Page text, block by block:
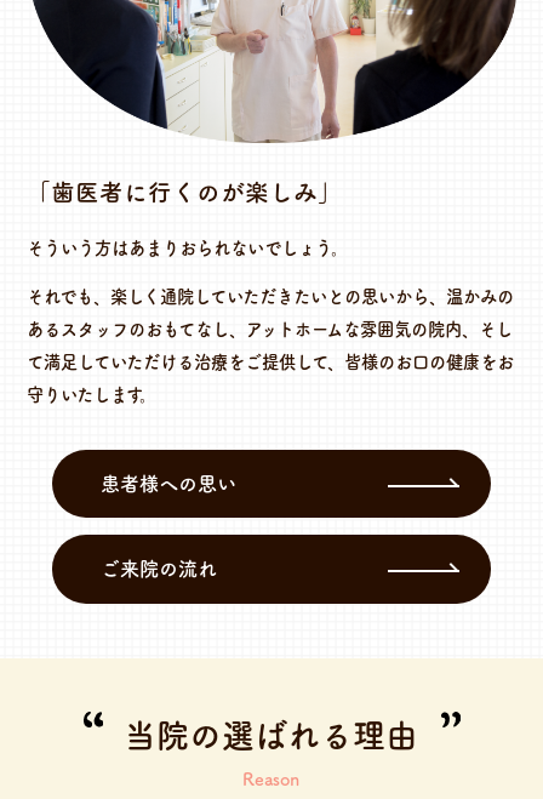
「歯医者に行くのが楽しみ」
そういう方はあまりおられないでしょう。
それでも、楽しく通院していただきたいとの思いから、温かみの
あるスタッフのおもてなし、アットホームな雰囲気の院内、そし
て満足していただける治療をご提供して、皆様のお口の健康をお
守りいたします。
患者様への思い
ご来院の流れ
当院の選ばれる理由
Reason